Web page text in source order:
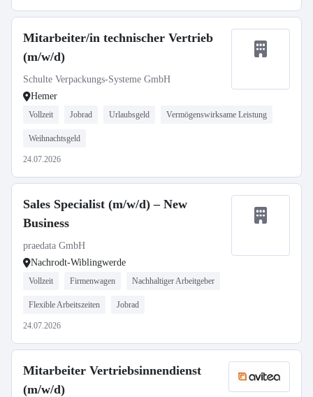
Mitarbeiter/in technischer Vertrieb
(m/w/d)
Schulte Verpackungs-Systeme GmbH
Hemer
Vollzeit Jobrad Urlaubsgeld Vermögenswirksame Leistung
Weihnachtsgeld
24.07.2026
Sales Specialist (m/w/d) – New
Business
praedata GmbH
Nachrodt-Wiblingwerde
Vollzeit Firmenwagen Nachhaltiger Arbeitgeber
Flexible Arbeitszeiten Jobrad
24.07.2026
Mitarbeiter Vertriebsinnendienst
(m/w/d)